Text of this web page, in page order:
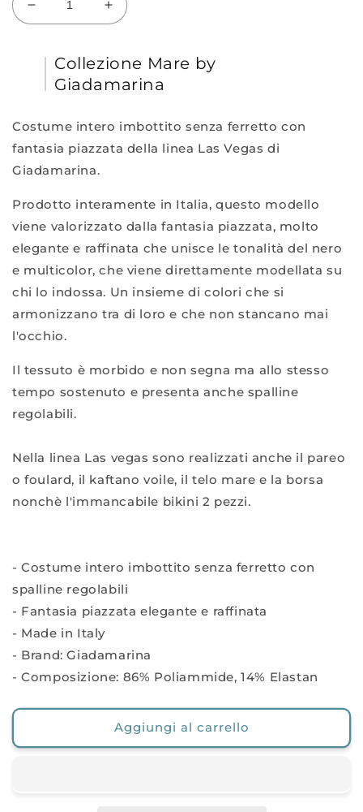
Diminuisci
quantità
Intero
Aumenta
quantità
Intero
Las
Collezione Mare by
Giadamarina
Costume intero imbottito senza ferretto con
fantasia piazzata della linea Las Vegas di
Giadamarina.
Prodotto interamente in Italia, questo modello
viene valorizzato dalla fantasia piazzata, molto
elegante e raffinata che unisce le tonalità del nero
e multicolor, che viene direttamente modellata su
chi lo indossa. Un insieme di colori che si
armonizzano tra di loro e che non stancano mai
l'occhio.
Il tessuto è morbido e non segna ma allo stesso
tempo sostenuto e presenta anche spalline
regolabili.
Nella linea Las vegas sono realizzati anche il pareo
o foulard, il kaftano voile, il telo mare e la borsa
nonchè l'immancabile bikini 2 pezzi.
- Costume intero imbottito senza ferretto con
spalline regolabili
- Fantasia piazzata elegante e raffinata
- Made in Italy
- Brand: Giadamarina
- Composizione: 86% Poliammide, 14% Elastan
Aggiungi al carrello